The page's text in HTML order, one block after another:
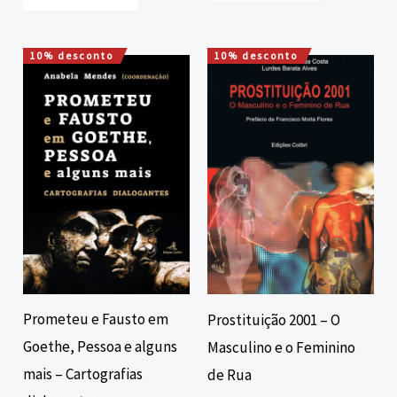
10% desconto
Prometeu e Fausto em
Goethe, Pessoa e alguns
mais – Cartografias
O
preço
original
era:
12,00 €.
O
preço
atual
é:
10,80 €.
10% desconto
Prostituição 2001 – O
Masculino e o Feminino
de Rua
O
original
era:
O
preço
atual
é: